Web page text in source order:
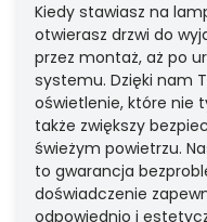
Kiedy stawiasz na
otwierasz drzwi do
przez montaż, aż po
systemu. Dzięki nam
oświetlenie, które nie
także zwiększy
świeżym powietrzu.
to gwarancja
doświadczenie
odpowiednio i